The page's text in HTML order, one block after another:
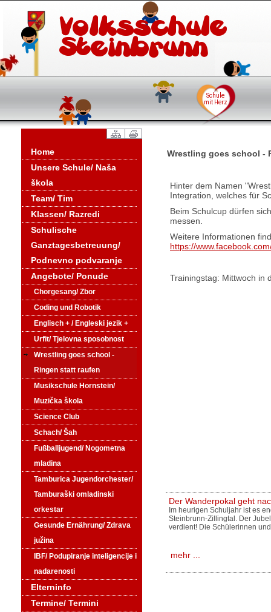
Home
Unsere Schule/ Naša
škola
Team/ Tim
Klassen/ Razredi
Schulische
Ganztagesbetreuung/
Podnevno podvaranje
Angebote/ Ponude
Chorgesang/ Zbor
Coding und Robotik
Englisch + / Engleski jezik +
Urfit/ Tjelovna sposobnost
Wrestling goes school -
Ringen statt raufen
Musikschule Hornstein/
Muzička škola
Science Club
Schach/ Šah
Fußballjugend/ Nogometna
mladina
Tamburica Jugendorchester/
Tamburaški omladinski
orkestar
Gesunde Ernährung/ Zdrava
južina
IBF/ Podupiranje inteligencije i
nadarenosti
Elterninfo
Termine/ Termini
Wrestling goes school -
Hinter dem Namen
Integration, welches für
Beim Schulcup dürfen
messen.
Weitere Informationen
https://
Trainingstag: Mittwoch in
Der Wanderpokal geht
Im heurigen Schuljahr ist es
Steinbrunn-Zillingtal. Der
verdient! Die Schülerinnen
mehr ...